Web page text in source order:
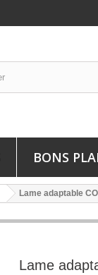
BONS
Lame adaptable
Lame